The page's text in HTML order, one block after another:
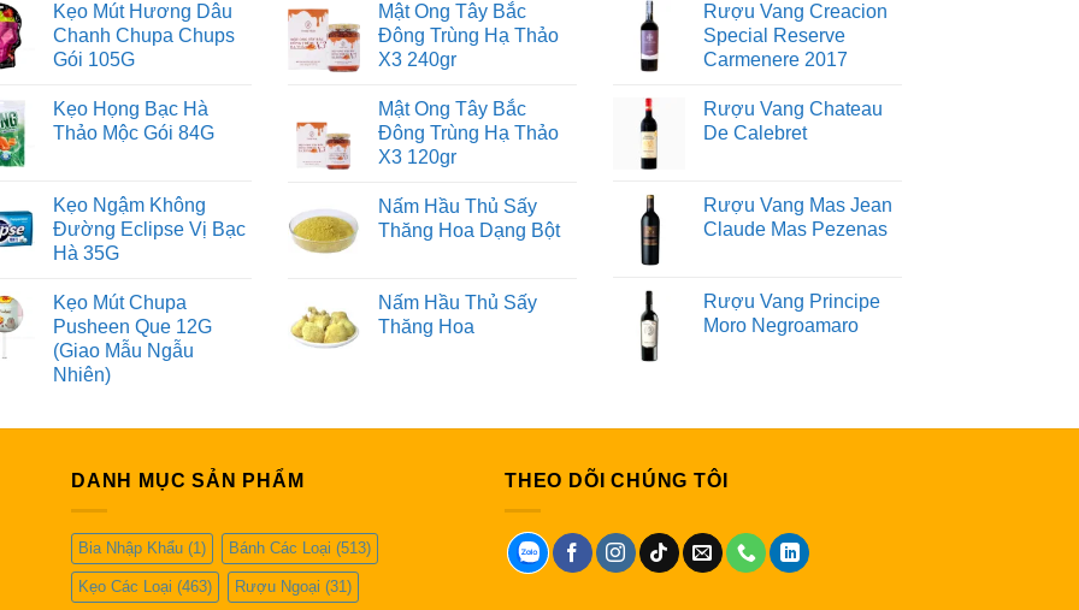
Kẹo Mút Hương Dâu
Chanh Chupa Chups
Gói 105G
Kẹo Họng Bạc Hà
Thảo Mộc Gói 84G
Kẹo Ngậm Không
Đường Eclipse Vị Bạc
Hà 35G
Kẹo Mút Chupa
Pusheen Que 12G
(Giao Mẫu Ngẫu
Nhiên)
Mật Ong Tây Bắc
Đông Trùng Hạ Thảo
X3 240gr
Mật Ong Tây Bắc
Đông Trùng Hạ Thảo
X3 120gr
Nấm Hầu Thủ Sấy
Thăng Hoa Dạng Bột
Nấm Hầu Thủ Sấy
Thăng Hoa
Rượu Vang Creacion
Special Reserve
Carmenere 2017
Rượu Vang Chateau
De Calebret
Rượu Vang Mas Jean
Claude Mas Pezenas
Rượu Vang Principe
Moro Negroamaro
DANH MỤC SẢN PHẨM
Bia Nhập Khẩu (1) Bánh Các Loại (513)
Kẹo Các Loại (463) Rượu Ngoại (31)
THEO DÕI CHÚNG TÔI